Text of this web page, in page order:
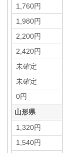
1,760円
1,980円
2,200円
2,420円
未確定
未確定
0円
山形県
1,320円
1,540円